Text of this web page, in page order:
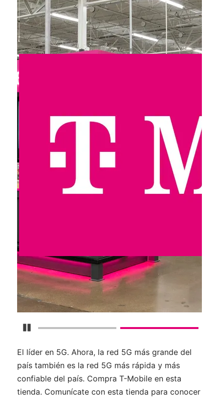
Detener carrusel
El líder en 5G. Ahora, la red 5G más grande del
país también es la red 5G más rápida y más
confiable del país. Compra T-Mobile en esta
tienda. Comunícate con esta tienda para conocer